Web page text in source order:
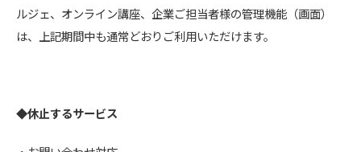
ルジェ、オンライン講座、企業ご担当者様の管理機能（画面）
は、上記期間中も通常どおりご利用いただけます。
◆休止するサービス